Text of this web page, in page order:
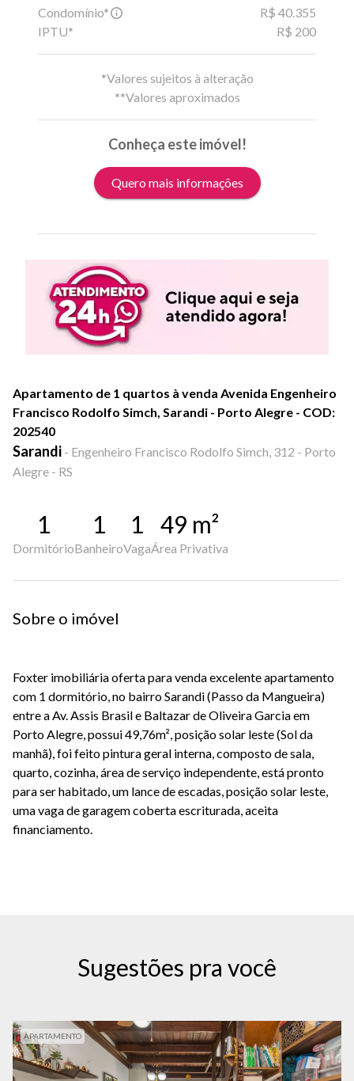
Condomínio*
R$ 40.355
IPTU*
R$ 200
*Valores sujeitos à alteração
**Valores aproximados
Conheça este imóvel!
Quero mais informações
Apartamento de 1 quartos à venda Avenida Engenheiro
Francisco Rodolfo Simch, Sarandi - Porto Alegre - COD:
202540
Sarandi - Engenheiro Francisco Rodolfo Simch, 312 - Porto
Alegre - RS
1
Dormitório
1
Banheiro
1
Vaga
49 m²
Área Privativa
Sobre o imóvel
Foxter imobiliária oferta para venda excelente apartamento
com 1 dormitório, no bairro Sarandi (Passo da Mangueira)
entre a Av. Assis Brasil e Baltazar de Oliveira Garcia em
Porto Alegre, possui 49,76m², posição solar leste (Sol da
manhã), foi feito pintura geral interna, composto de sala,
quarto, cozinha, área de serviço independente, está pronto
para ser habitado, um lance de escadas, posição solar leste,
uma vaga de garagem coberta escriturada, aceita
financiamento.
Sugestões pra você
APARTAMENTO